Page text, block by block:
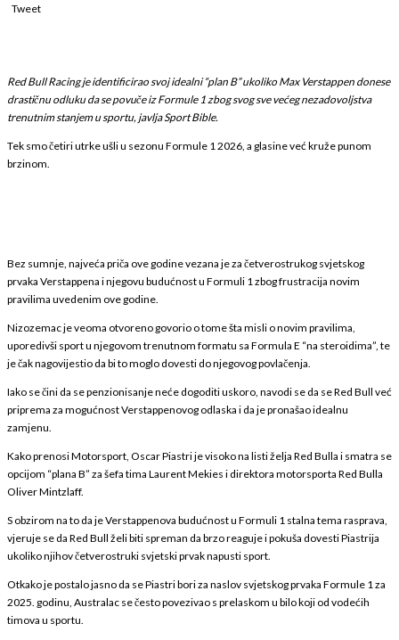
Tweet
Red Bull Racing je identificirao svoj idealni “plan B” ukoliko Max Verstappen donese
drastičnu odluku da se povuče iz Formule 1 zbog svog sve većeg nezadovoljstva
trenutnim stanjem u sportu, javlja Sport Bible.
Tek smo četiri utrke ušli u sezonu Formule 1 2026, a glasine već kruže punom
brzinom.
Bez sumnje, najveća priča ove godine vezana je za četverostrukog svjetskog
prvaka Verstappena i njegovu budućnost u Formuli 1 zbog frustracija novim
pravilima uvedenim ove godine.
Nizozemac je veoma otvoreno govorio o tome šta misli o novim pravilima,
uporedivši sport u njegovom trenutnom formatu sa Formula E “na steroidima”, te
je čak nagovijestio da bi to moglo dovesti do njegovog povlačenja.
Iako se čini da se penzionisanje neće dogoditi uskoro, navodi se da se Red Bull već
priprema za mogućnost Verstappenovog odlaska i da je pronašao idealnu
zamjenu.
Kako prenosi Motorsport, Oscar Piastri je visoko na listi želja Red Bulla i smatra se
opcijom “plana B” za šefa tima Laurent Mekies i direktora motorsporta Red Bulla
Oliver Mintzlaff.
S obzirom na to da je Verstappenova budućnost u Formuli 1 stalna tema rasprava,
vjeruje se da Red Bull želi biti spreman da brzo reaguje i pokuša dovesti Piastrija
ukoliko njihov četverostruki svjetski prvak napusti sport.
Otkako je postalo jasno da se Piastri bori za naslov svjetskog prvaka Formule 1 za
2025. godinu, Australac se često povezivao s prelaskom u bilo koji od vodećih
timova u sportu.